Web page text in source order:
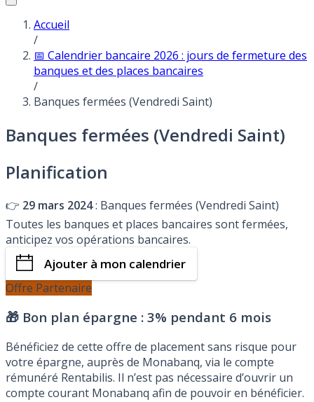
Accueil
/
📅 Calendrier bancaire 2026 : jours de fermeture des
banques et des places bancaires
/
Banques fermées (Vendredi Saint)
Banques fermées (Vendredi Saint)
Planification
👉 29 mars 2024: Banques fermées (Vendredi Saint)
Toutes les banques et places bancaires sont fermées,
anticipez vos opérations bancaires.
Ajouter à mon calendrier
Offre Partenaire
🎁 Bon plan épargne : 3% pendant 6 mois
Bénéficiez de cette offre de placement sans risque pour
votre épargne, auprès de Monabanq, via le compte
rémunéré Rentabilis. Il n’est pas nécessaire d’ouvrir un
compte courant Monabanq afin de pouvoir en bénéficier.